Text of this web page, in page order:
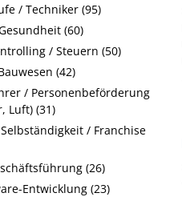
/ Techniker (95)
(60)
/ Steuern (50)
(42)
/ Personenbeförderung
Luft) (31)
/ Franchise
(26)
Entwicklung (23)